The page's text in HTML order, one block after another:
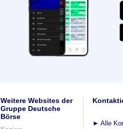
Weitere Websites der
Gruppe Deutsche
Börse
► Alle